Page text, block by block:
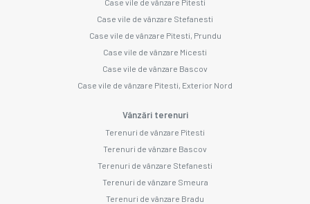
Case vile de vânzare Pitesti
Case vile de vânzare Stefanesti
Case vile de vânzare Pitesti, Prundu
Case vile de vânzare Micesti
Case vile de vânzare Bascov
Case vile de vânzare Pitesti, Exterior Nord
Vânzări terenuri
Terenuri de vânzare Pitesti
Terenuri de vânzare Bascov
Terenuri de vânzare Stefanesti
Terenuri de vânzare Smeura
Terenuri de vânzare Bradu